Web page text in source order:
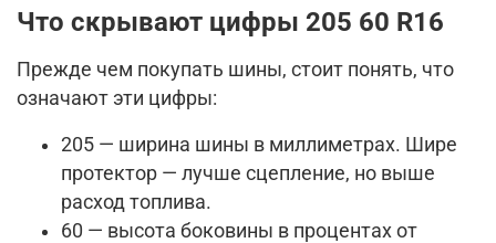
Что скрывают цифры 205 60 R16
Прежде чем покупать шины, стоит понять, что
означают эти цифры:
205 — ширина шины в миллиметрах. Шире
протектор — лучше сцепление, но выше
расход топлива.
60 — высота боковины в процентах от